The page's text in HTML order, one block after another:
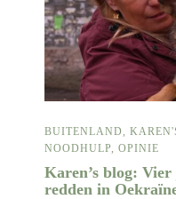
BUITENLAND
NOODHULP
OPINIE
Karen’s blog:
redden in